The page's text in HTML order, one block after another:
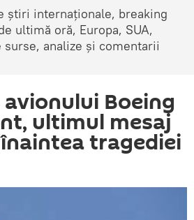
știri internaționale, breaking
ultimă oră, Europa, SUA,
surse, analize și comentarii
Boeing
ultimul mesaj
tragediei